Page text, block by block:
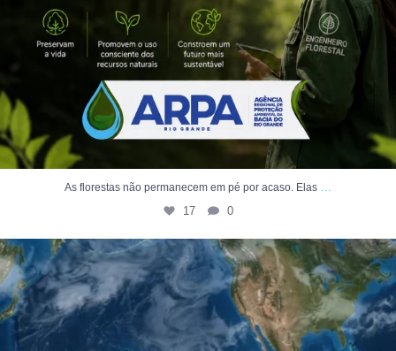
As florestas não permanecem em pé por acaso. Elas ...
17 0
O El Niño acontece no Oceano Pacífico, mas seus...
7 0